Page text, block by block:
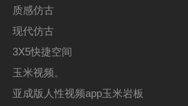
质感仿古
现代仿古
3X5快捷空间
玉米视频。
亚成版人性视频app玉米岩板